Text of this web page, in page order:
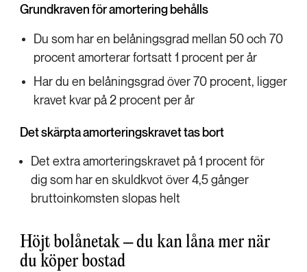
Grundkraven för amortering behålls
Du som har en belåningsgrad mellan 50 och 70
procent amorterar fortsatt 1 procent per år
Har du en belåningsgrad över 70 procent, ligger
kravet kvar på 2 procent per år
Det skärpta amorteringskravet tas bort
Det extra amorteringskravet på 1 procent för
dig som har en skuldkvot över 4,5 gånger
bruttoinkomsten slopas helt
Höjt bolånetak – du kan låna mer när
du köper bostad